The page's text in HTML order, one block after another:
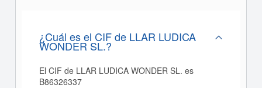
¿Cuál es el CIF de LLAR LUDICA
WONDER SL.?
El CIF de LLAR LUDICA WONDER SL. es
B86326337